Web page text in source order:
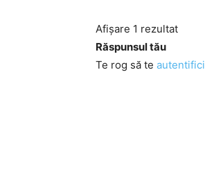
Afișare 1 rezultat
Răspunsul tău
Te rog să te autentifici